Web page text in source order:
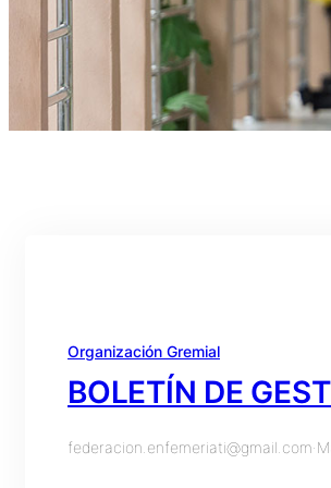
Organización Gremial
BOLETÍN DE
federacion.enfemeriati@gmail.com·